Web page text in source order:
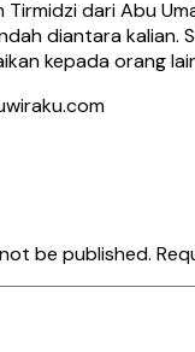
dari Abu
diantara kalian.
kepada orang
be published.